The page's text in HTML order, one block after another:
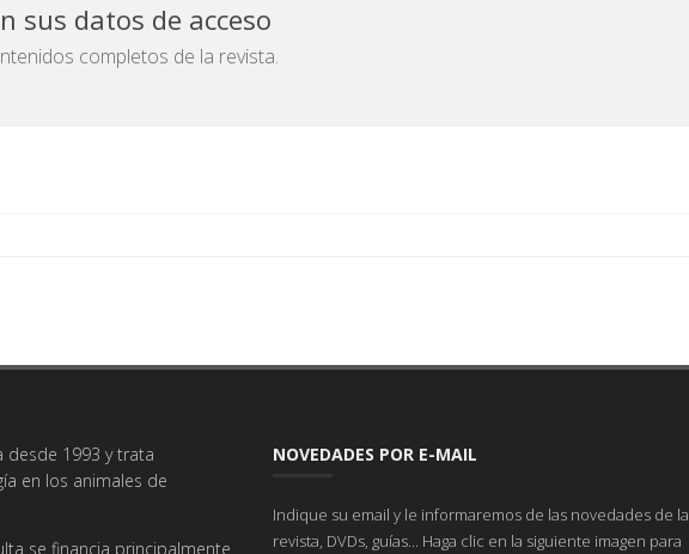
sus datos de acceso
completos de la revista.
desde 1993 y trata
en los animales de
se financia principalmente
NOVEDADES POR E-MAIL
Indique su email y le informaremos de las novedades de la
revista, DVDs, guías... Haga clic en la siguiente imagen para